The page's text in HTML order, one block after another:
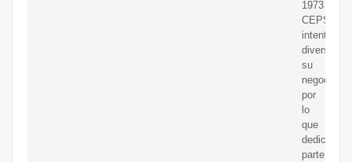
1973
CEPSA
intenta
diversificar
su
negocio,
por
lo
que
dedica
parte